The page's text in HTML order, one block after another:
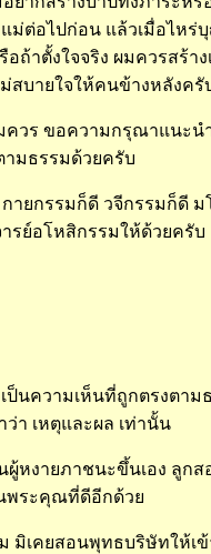
ม่ต่อไปก่อน แล้วเมื่อไห
าตั้งใจจริง ผมควรสร้าง
สบายใจให้คนข้างหลังครั
มควร ขอความกรุณาแนะ
มธรรมด้วยครับ
ายกรรมก็ดี วจีกรรมก็ดี
รย์อโหสิกรรมให้ด้วยครับ
นความเห็นที่ถูกตรงตาม
า เหตุและผล เท่านั้น
งายภาชนะขึ้นเอง ลูกส
พระคุณที่ดีอีกด้วย
เคยสอนพุทธบริษัทให้เข้